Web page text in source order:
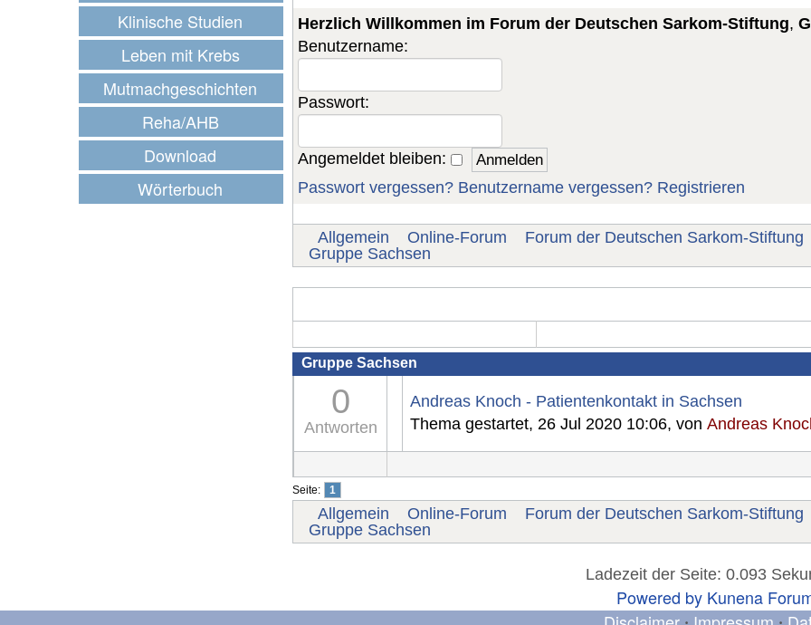
Klinische Studien
Leben mit Krebs
Mutmachgeschichten
Reha/AHB
Download
Wörterbuch
Herzlich Willkommen im Forum der Deutschen Sarkom-Stiftung,
Benutzername:
Passwort:
Angemeldet bleiben:
Passwort vergessen? Benutzername vergessen? Registrieren
Allgemein Online-Forum
Forum der Deutschen Sarkom-Stiftung
Gruppe Sachsen
Gruppe Sachsen
0
Antworten
Andreas Knoch - Patientenkontakt in Sachsen
Thema gestartet, 26 Jul 2020 10:06, von Andreas
Seite: 1
Allgemein Online-Forum
Forum der Deutschen Sarkom-Stiftung
Gruppe Sachsen
Ladezeit der Seite: 0.093
Powered by Kunena